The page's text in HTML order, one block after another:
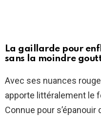
La gaillarde pour
sans la moindre
Avec ses nuances
apporte littéralement le
Connue pour